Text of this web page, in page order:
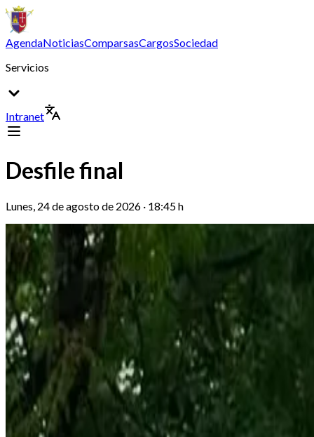
AgendaNoticiasComparsasCargosSociedad
Servicios
Intranet
Desfile final
Lunes, 24 de agosto de 2026 · 18:45 h